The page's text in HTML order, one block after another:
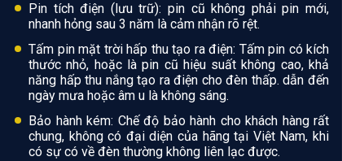
Pin tích điện (lưu trữ): pin cũ không phải pin mới,
nhanh hỏng sau 3 năm là cảm nhận rõ rệt.
Tấm pin mặt trời hấp thu tạo ra điện: Tấm pin có kích
thước nhỏ, hoặc là pin cũ hiệu suất không cao, khả
năng hấp thu nắng tạo ra điện cho đèn thấp. dẫn đến
ngày mưa hoặc âm u là không sáng.
Bảo hành kém: Chế độ bảo hành cho khách hàng rất
chung, không có đại diện của hãng tại Việt Nam, khi
có sự có về đèn thường không liên lạc được.